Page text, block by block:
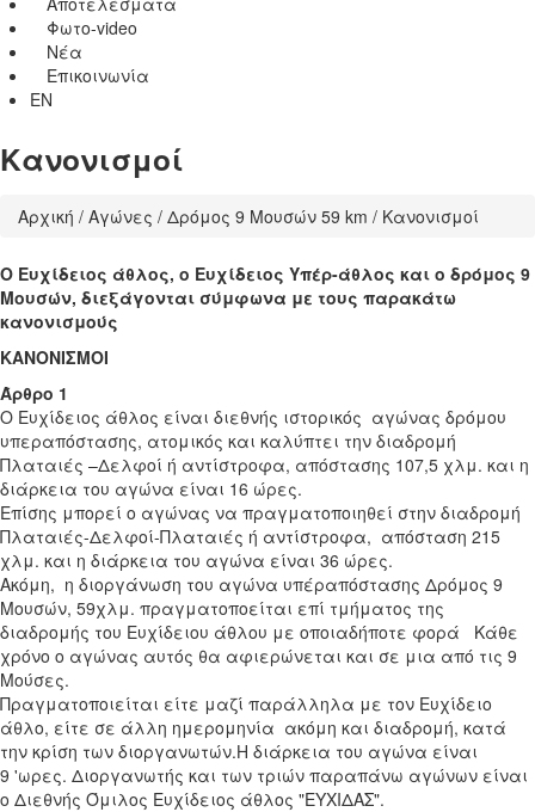
Φωτο-video
Νέα
Επικοινωνία
EN
Κανονισμοί
Αρχική / Αγώνες / Δρόμος 9 Μουσών 59 km / Κανονισμοί
Ο Ευχίδειος άθλος, ο Ευχίδειος Υπέρ-άθλος και ο δρόμος 9
Μουσών, διεξάγονται σύμφωνα με τους παρακάτω
κανονισμούς
ΚΑΝΟΝΙΣΜΟΙ
Άρθρο 1
Ο Ευχίδειος άθλος είναι διεθνής ιστορικός αγώνας δρόμου
υπεραπόστασης, ατομικός και καλύπτει την διαδρομή
Πλαταιές –Δελφοί ή αντίστροφα, απόστασης 107,5 χλμ. και η
διάρκεια του αγώνα είναι 16 ώρες.
Επίσης μπορεί ο αγώνας να πραγματοποιηθεί στην διαδρομή
Πλαταιές-Δελφοί-Πλαταιές ή αντίστροφα, απόσταση 215
χλμ. και η διάρκεια του αγώνα είναι 36 ώρες.
Ακόμη, η διοργάνωση του αγώνα υπέραπόστασης Δρόμος 9
Μουσών, 59χλμ. πραγματοποείται επί τμήματος της
διαδρομής του Ευχίδειου άθλου με οποιαδήποτε φορά Κάθε
χρόνο ο αγώνας αυτός θα αφιερώνεται και σε μια από τις 9
Μούσες.
Πραγματοποιείται είτε μαζί παράλληλα με τον Ευχίδειο
άθλο, είτε σε άλλη ημερομηνία ακόμη και διαδρομή, κατά
την κρίση των διοργανωτών.Η διάρκεια του αγώνα είναι
9 'ωρες. Διοργανωτής και των τριών παραπάνω αγώνων είναι
ο Διεθνής Όμιλος Ευχίδειος άθλος "ΕΥΧΙΔΑΣ".